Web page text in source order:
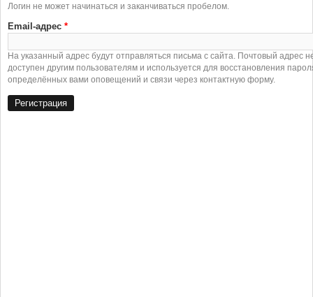
Логин не может начинаться и заканчиваться пробелом.
Email-адрес *
На указанный адрес будут отправляться письма с сайта. Почтовый адрес
доступен другим пользователям и используется для восстановления
определённых вами оповещений и связи через контактную форму.